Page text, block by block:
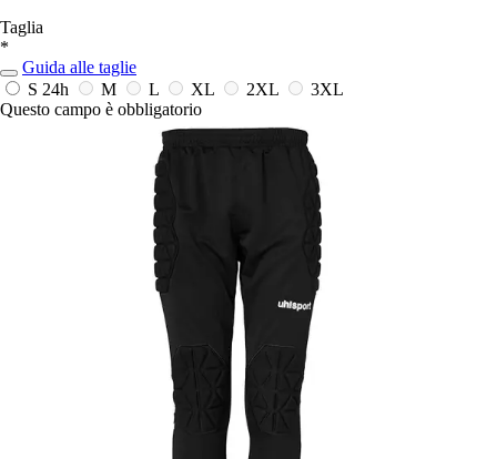
Taglia
*
Guida alle taglie
S 24h M L XL 2XL
3XL
Questo campo è obbligatorio